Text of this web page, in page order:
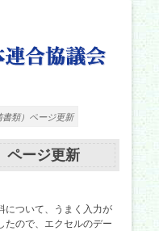
足立区少年団体連
合協議会
域の力と行政をつなぐ役割を担い、足立
長を願い、活動しています。
書類）ページ更新
ページ更新
について、うまく入力が
たので、エクセルのデー